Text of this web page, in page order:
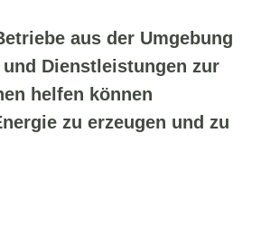
aus der Umgebung
Dienstleistungen zur
helfen können
zu erzeugen und zu